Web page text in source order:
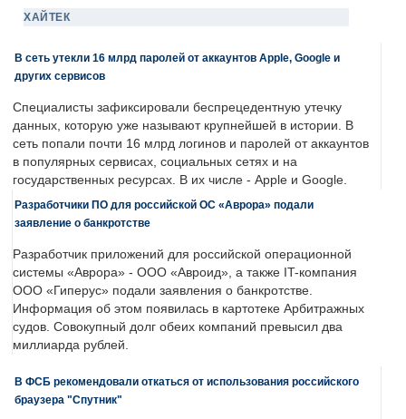
ХАЙТЕК
В сеть утекли 16 млрд паролей от аккаунтов Apple, Google и
других сервисов
Специалисты зафиксировали беспрецедентную утечку
данных, которую уже называют крупнейшей в истории. В
сеть попали почти 16 млрд логинов и паролей от аккаунтов
в популярных сервисах, социальных сетях и на
государственных ресурсах. В их числе - Apple и Google.
Разработчики ПО для российской ОС «Аврора» подали
заявление о банкротстве
Разработчик приложений для российской операционной
системы «Аврора» - ООО «Авроид», а также IT-компания
ООО «Гиперус» подали заявления о банкротстве.
Информация об этом появилась в картотеке Арбитражных
судов. Совокупный долг обеих компаний превысил два
миллиарда рублей.
В ФСБ рекомендовали откаться от использования российского
браузера "Спутник"